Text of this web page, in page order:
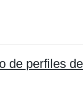
de perfiles